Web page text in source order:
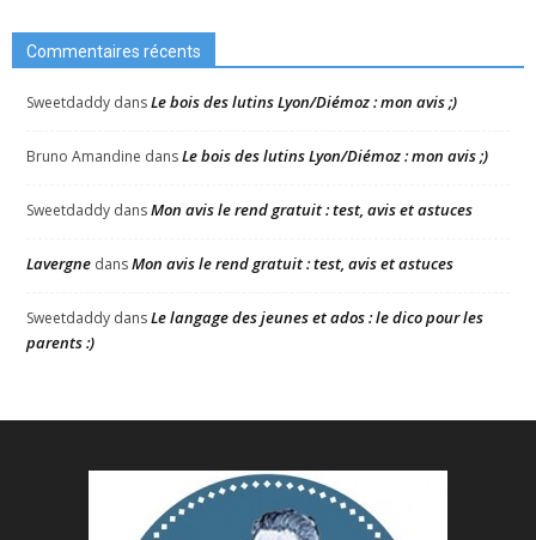
Commentaires récents
Sweetdaddy dansLe bois des lutins Lyon/Diémoz : mon avis ;)
Bruno Amandine dansLe bois des lutins Lyon/Diémoz : mon avis ;)
Sweetdaddy dansMon avis le rend gratuit : test, avis et astuces
Lavergne dansMon avis le rend gratuit : test, avis et astuces
Sweetdaddy dansLe langage des jeunes et ados : le dico pour les
parents :)